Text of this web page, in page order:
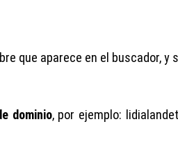
que aparece en el buscador,
dominio, por ejemplo: